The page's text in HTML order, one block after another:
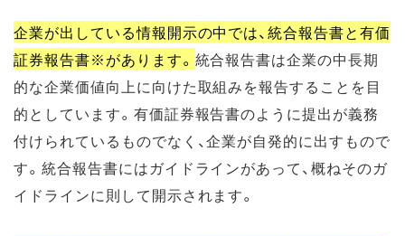
企業が出している情報開示の中では、統合報告書と有価
証券報告書※があります。 統合報告書は企業の中長期
的な企業価値向上に向けた取組みを報告することを目
的としています。有価証券報告書のように提出が義務
付けられているものでなく、企業が自発的に出すもので
す。統合報告書にはガイドラインがあって、概ねそのガ
イドラインに則して開示されます。